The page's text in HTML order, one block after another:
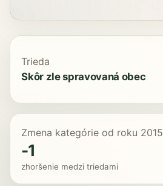
Trieda
Skôr zle spravovaná obec
Zmena kategórie od roku 2015
-1
zhoršenie medzi triedami